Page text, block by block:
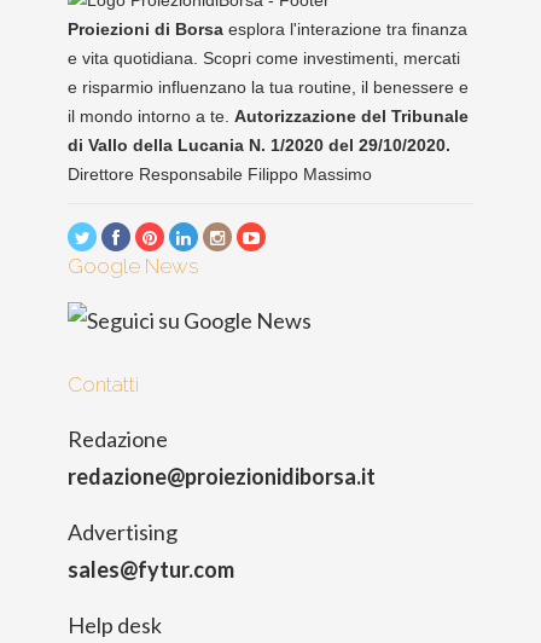
Proiezioni di Borsa esplora l'interazione tra finanza
e vita quotidiana. Scopri come investimenti, mercati
e risparmio influenzano la tua routine, il benessere e
il mondo intorno a te. Autorizzazione del Tribunale
di Vallo della Lucania N. 1/2020 del 29/10/2020.
Direttore Responsabile Filippo Massimo
Google News
Contatti
Redazione
redazione@proiezionidiborsa.it
Advertising
sales@fytur.com
Help desk